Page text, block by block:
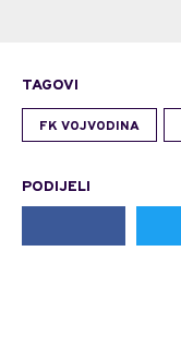
TAGOVI
FK VOJVODINA
PODIJELI